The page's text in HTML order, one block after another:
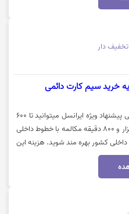
دار
هدیه خرید سیم کارت دائمی
مشترکین گرامی با خرید سیم کارت دائمی پیشنهاد ویژه ایرانسل میتوانید تا 600
گیگابایت اینترنت رایگان ایرانسل، تا 10 هزار و 800 دقیقه مکالمه با خطوط داخلی
پیامک به خطوط داخلی کشور بهره مند شوید. هزینه این
هر روز تعدادی از این شماره‌ها در وب‌سایت
تخفیف ایرانسل از هدایای روی این
دائمی پیشنهاد ویژه ایرانسل روی